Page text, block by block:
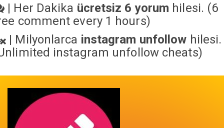
| Her Dakika ücretsiz 6 yorum hilesi. (6
comment every 1 hours)
| Milyonlarca instagram unfollow hilesi.
instagram unfollow cheats)